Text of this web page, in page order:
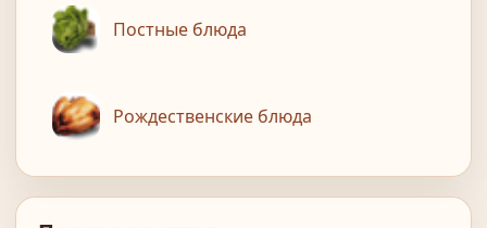
Постные блюда
Рождественские блюда